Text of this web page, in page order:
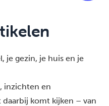
je gezin, je huis en je
inzichten en
komt kijken – van